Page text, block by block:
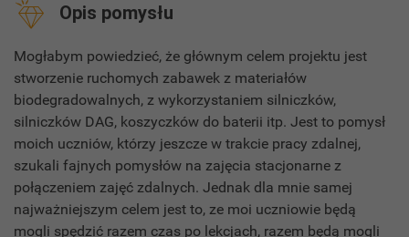
Opis pomysłu
Mogłabym powiedzieć, że głównym celem projektu jest
stworzenie ruchomych zabawek z materiałów
biodegradowalnych, z wykorzystaniem silniczków,
silniczków DAG, koszyczków do baterii itp. Jest to pomysł
moich uczniów, którzy jeszcze w trakcie pracy zdalnej,
szukali fajnych pomysłów na zajęcia stacjonarne z
połączeniem zajęć zdalnych. Jednak dla mnie samej
najważniejszym celem jest to, ze moi uczniowie będą
mogli spędzić razem czas po lekcjach, razem będą mogli